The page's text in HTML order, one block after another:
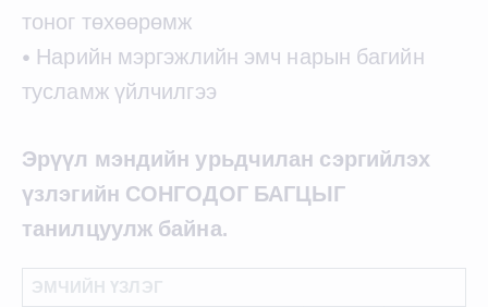
тоног төхөөрөмж
• Нарийн мэргэжлийн эмч нарын багийн
тусламж үйлчилгээ
Эрүүл мэндийн урьдчилан сэргийлэх
үзлэгийн СОНГОДОГ БАГЦЫГ
танилцуулж байна.
ЭМЧИЙН ҮЗЛЭГ